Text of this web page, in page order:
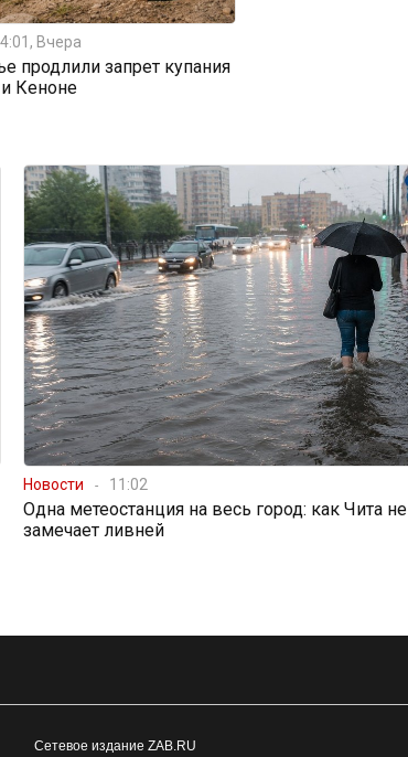
Вчера
продлили запрет купания
Кеноне
Новости 11:02
Одна метеостанция на весь город: как Чита не
замечает ливней
Сетевое издание ZAB.RU